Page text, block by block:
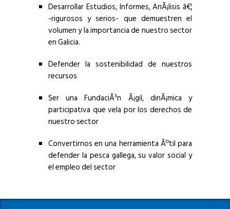
Desarrollar Estudios, Informes, AnÃ¡lisis â€¦
-rigurosos y serios- que demuestren el
volumen y la importancia de nuestro sector
en Galicia.
Defender la sostenibilidad de nuestros
recursos
Ser una FundaciÃ³n Ã¡gil, dinÃ¡mica y
participativa que vela por los derechos de
nuestro sector
Convertirnos en una herramienta Ãºtil para
defender la pesca gallega, su valor social y
el empleo del sector